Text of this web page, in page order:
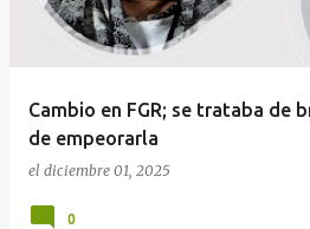
Cambio en FGR; se trataba de
de empeorarla
el diciembre 01, 2025
0